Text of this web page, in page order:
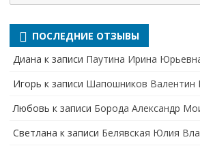
для:
ПОСЛЕДНИЕ ОТЗЫВЫ
Диана к записи Паутина Ирина
Игорь к записи Шапошников Валентин
Любовь к записи Борода Александр
Светлана к записи Белявская Юлия